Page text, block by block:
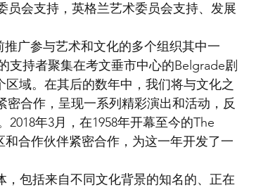
员会支持，英格兰艺术委员会支持、发展
推广参与艺术和文化的多个组织其中一
支持者聚集在考文垂市中心的Belgrade剧
域。在其后的数年中，我们将与文化之
合作，呈现一系列精彩演出和活动，反
年3月，在1958年开幕至今的The
合作伙伴紧密合作，为这一年开发了一
包括来自不同文化背景的知名的、正在